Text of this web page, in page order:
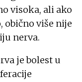
visoka, ali ako
obično više nije
nerva.
je bolest u